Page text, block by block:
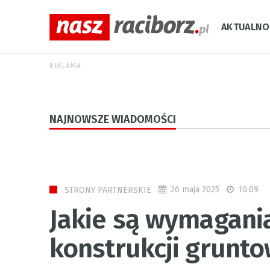
REKLAMA
NAJNOWSZE WIADOMOŚCI
STRONY PARTNERSKIE 26 maja 2025 10:09
Jakie są
konstrukcji